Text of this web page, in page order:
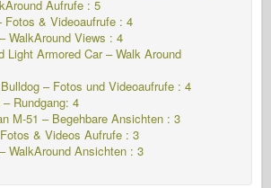
Aufrufe : 5
Fotos & Videoaufrufe : 4
WalkAround Views : 4
Light Armored Car – Walk Around
– Fotos und Videoaufrufe : 4
Rundgang: 4
M-51 – Begehbare Ansichten : 3
& Videos Aufrufe : 3
WalkAround Ansichten : 3